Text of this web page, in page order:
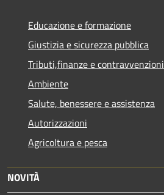
Educazione e formazione
Giustizia e sicurezza pubblica
Tributi,finanze e contravvenzioni
Ambiente
Salute, benessere e assistenza
Autorizzazioni
Agricoltura e pesca
NOVITÀ